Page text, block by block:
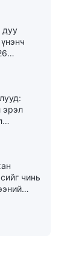
үг:
үг:
дуу
эрэл
чинь